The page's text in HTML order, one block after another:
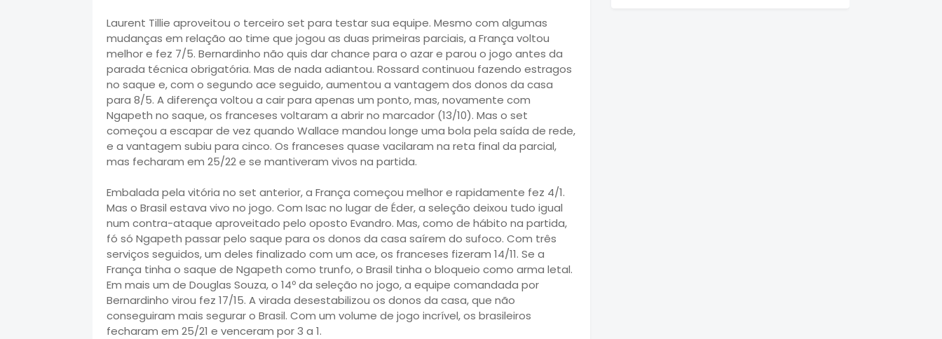
Laurent Tillie aproveitou o terceiro set para testar sua equipe. Mesmo com algumas
mudanças em relação ao time que jogou as duas primeiras parciais, a França voltou
melhor e fez 7/5. Bernardinho não quis dar chance para o azar e parou o jogo antes da
parada técnica obrigatória. Mas de nada adiantou. Rossard continuou fazendo estragos
no saque e, com o segundo ace seguido, aumentou a vantagem dos donos da casa
para 8/5. A diferença voltou a cair para apenas um ponto, mas, novamente com
Ngapeth no saque, os franceses voltaram a abrir no marcador (13/10). Mas o set
começou a escapar de vez quando Wallace mandou longe uma bola pela saída de rede,
e a vantagem subiu para cinco. Os franceses quase vacilaram na reta final da parcial,
mas fecharam em 25/22 e se mantiveram vivos na partida.
Embalada pela vitória no set anterior, a França começou melhor e rapidamente fez 4/1.
Mas o Brasil estava vivo no jogo. Com Isac no lugar de Éder, a seleção deixou tudo igual
num contra-ataque aproveitado pelo oposto Evandro. Mas, como de hábito na partida,
fó só Ngapeth passar pelo saque para os donos da casa saírem do sufoco. Com três
serviços seguidos, um deles finalizado com um ace, os franceses fizeram 14/11. Se a
França tinha o saque de Ngapeth como trunfo, o Brasil tinha o bloqueio como arma letal.
Em mais um de Douglas Souza, o 14º da seleção no jogo, a equipe comandada por
Bernardinho virou fez 17/15. A virada desestabilizou os donos da casa, que não
conseguiram mais segurar o Brasil. Com um volume de jogo incrível, os brasileiros
fecharam em 25/21 e venceram por 3 a 1.